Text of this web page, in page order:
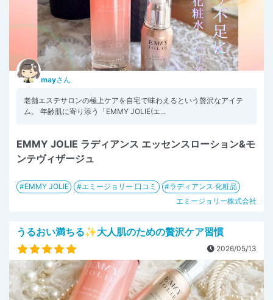
mayさん
老舗エステサロンの極上ケアを自宅で味わえるという贅沢なアイテ
ム。 年齢肌に寄り添う「EMMY JOLIE(エ...
EMMY JOLIE ラディアンス エッセンスローション&モ
ンテヴィザージュ
EMMY JOLIE エミージョリー 口コミ
ラディアンス 化粧品
エミージョリー株式会社
うるおい満ちる✨大人肌のための贅沢ケア習慣
2026/05/13